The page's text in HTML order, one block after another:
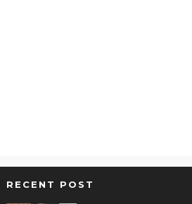
RECENT POST